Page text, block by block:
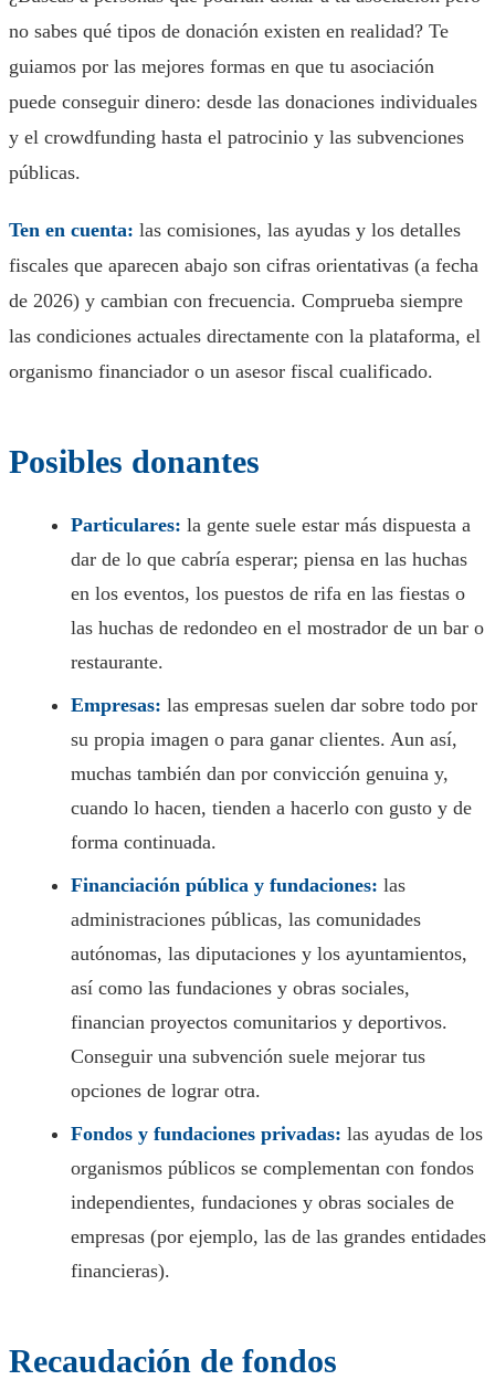
no sabes qué tipos de donación existen en realidad? Te
guiamos por las mejores formas en que tu asociación
puede conseguir dinero: desde las donaciones individuales
y el crowdfunding hasta el patrocinio y las subvenciones
públicas.
Ten en cuenta: las comisiones, las ayudas y los detalles
fiscales que aparecen abajo son cifras orientativas (a fecha
de 2026) y cambian con frecuencia. Comprueba siempre
las condiciones actuales directamente con la plataforma, el
organismo financiador o un asesor fiscal cualificado.
Posibles donantes
Particulares: la gente suele estar más dispuesta a
dar de lo que cabría esperar; piensa en las huchas
en los eventos, los puestos de rifa en las fiestas o
las huchas de redondeo en el mostrador de un bar o
restaurante.
Empresas: las empresas suelen dar sobre todo por
su propia imagen o para ganar clientes. Aun así,
muchas también dan por convicción genuina y,
cuando lo hacen, tienden a hacerlo con gusto y de
forma continuada.
Financiación pública y fundaciones: las
administraciones públicas, las comunidades
autónomas, las diputaciones y los ayuntamientos,
así como las fundaciones y obras sociales,
financian proyectos comunitarios y deportivos.
Conseguir una subvención suele mejorar tus
opciones de lograr otra.
Fondos y fundaciones privadas: las ayudas de los
organismos públicos se complementan con fondos
independientes, fundaciones y obras sociales de
empresas (por ejemplo, las de las grandes entidades
financieras).
Recaudación de fondos